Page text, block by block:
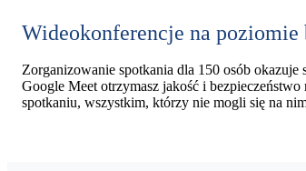
Wideokonferencje na poziomie
Zorganizowanie spotkania dla 150 osób
Google Meet otrzymasz jakość i
spotkaniu, wszystkim, którzy nie mogli się na